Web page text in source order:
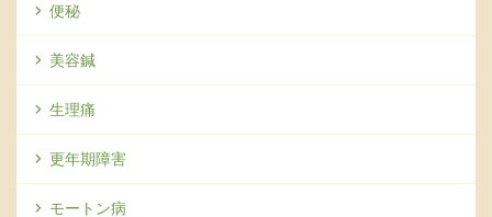
便秘
美容鍼
生理痛
更年期障害
モートン病